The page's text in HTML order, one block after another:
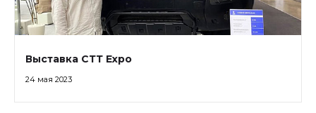
Выставка СТТ Expo
24 мая 2023